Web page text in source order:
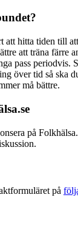
att hitta tiden till
att träna färre
pass periodvis.
över tid så ska
må bättre.
på
på